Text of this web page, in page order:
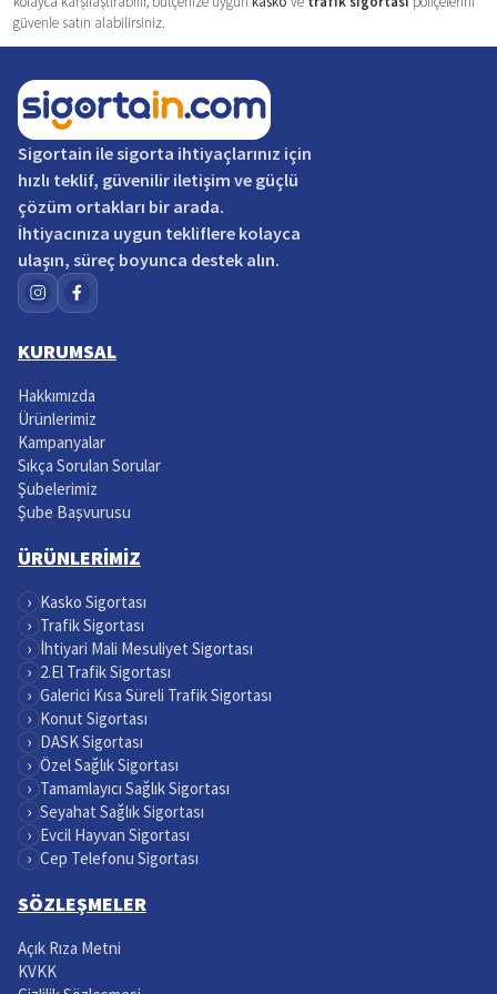
güvenle satın alabilirsiniz.
Sigortain ile sigorta ihtiyaçlarınız için
hızlı teklif, güvenilir iletişim ve güçlü
çözüm ortakları bir arada.
İhtiyacınıza uygun tekliflere kolayca
ulaşın, süreç boyunca destek alın.
KURUMSAL
Hakkımızda
Ürünlerimiz
Kampanyalar
Sıkça Sorulan Sorular
Şubelerimiz
Şube Başvurusu
ÜRÜNLERİMİZ
› Kasko Sigortası
› Trafik Sigortası
› İhtiyari Mali Mesuliyet Sigortası
› 2.El Trafik Sigortası
› Galerici Kısa Süreli Trafik Sigortası
› Konut Sigortası
› DASK Sigortası
› Özel Sağlık Sigortası
› Tamamlayıcı Sağlık Sigortası
› Seyahat Sağlık Sigortası
› Evcil Hayvan Sigortası
› Cep Telefonu Sigortası
SÖZLEŞMELER
Açık Rıza Metni
KVKK